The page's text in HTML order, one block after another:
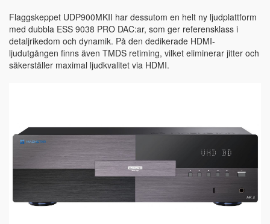
Flaggskeppet UDP900MKII har dessutom en helt ny ljudplattform
med dubbla ESS 9038 PRO DAC:ar, som ger referensklass i
detaljrikedom och dynamik. På den dedikerade HDMI-
ljudutgången finns även TMDS retiming, vilket eliminerar jitter och
säkerställer maximal ljudkvalitet via HDMI.